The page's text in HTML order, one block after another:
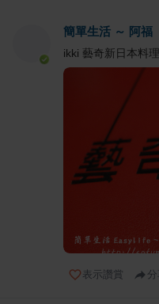
簡單生活 ～ 阿福
ikki 藝奇新日本料
表示讚賞